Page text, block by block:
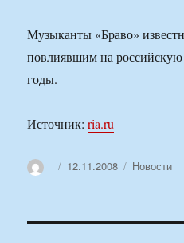
Музыканты «Браво»
повлиявшим на
годы.
Источник:ria.ru
АвторОпубликовано
12.11.2008 Рубрики
Новости